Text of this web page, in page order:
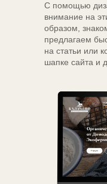
С помощью
внимание на
образом,
предлагаем
на статьи или
шапке сайта и